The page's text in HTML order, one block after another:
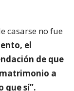
casarse no fue
el
de que
a
que sí”.